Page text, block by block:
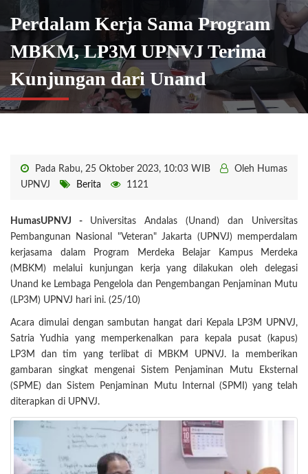
Perdalam Kerja Sama Program
MBKM, LP3M UPNVJ Terima
Kunjungan dari Unand
Pada Rabu, 25 Oktober 2023, 10:03 WIB
Oleh Humas
UPNVJ
Berita 1121
HumasUPNVJ - Universitas Andalas (Unand) dan Universitas
Pembangunan Nasional "Veteran" Jakarta (UPNVJ) memperdalam
kerjasama dalam Program Merdeka Belajar Kampus Merdeka
(MBKM) melalui kunjungan kerja yang dilakukan oleh delegasi
Unand ke Lembaga Pengelola dan Pengembangan Penjaminan Mutu
(LP3M) UPNVJ hari ini. (25/10)
Acara dimulai dengan sambutan hangat dari Kepala LP3M UPNVJ,
Satria Yudhia yang memperkenalkan para kepala pusat (kapus)
LP3M dan tim yang terlibat di MBKM UPNVJ. Ia memberikan
gambaran singkat mengenai Sistem Penjaminan Mutu Eksternal
(SPME) dan Sistem Penjaminan Mutu Internal (SPMI) yang telah
diterapkan di UPNVJ.